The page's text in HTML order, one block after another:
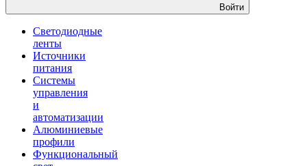
Войти
Светодиодные
ленты
Источники
питания
Системы
управления
и
автоматизации
Алюминиевые
профили
Функциональный